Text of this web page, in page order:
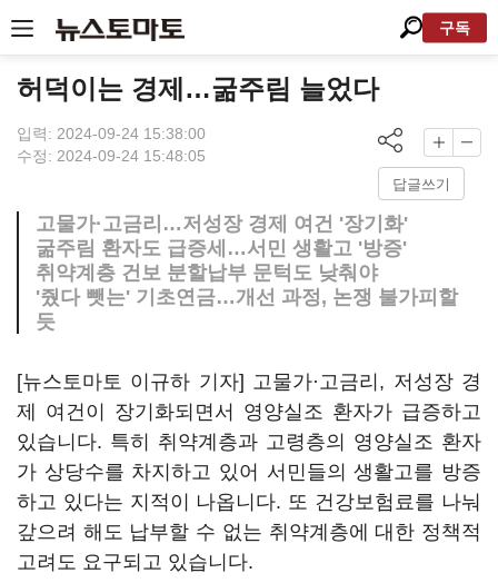
구독
허덕이는 경제…굶주림 늘었다
입력: 2024-09-24 15:38:00
수정: 2024-09-24 15:48:05
답글쓰기
고물가·고금리…저성장 경제 여건 '장기화'
굶주림 환자도 급증세…서민 생활고 '방증'
취약계층 건보 분할납부 문턱도 낮춰야
'줬다 뺏는' 기초연금…개선 과정, 논쟁 불가피할
듯
[뉴스토마토 이규하 기자] 고물가·고금리, 저성장 경
제 여건이 장기화되면서 영양실조 환자가 급증하고
있습니다. 특히 취약계층과 고령층의 영양실조 환자
가 상당수를 차지하고 있어 서민들의 생활고를 방증
하고 있다는 지적이 나옵니다. 또 건강보험료를 나눠
갚으려 해도 납부할 수 없는 취약계층에 대한 정책적
고려도 요구되고 있습니다.